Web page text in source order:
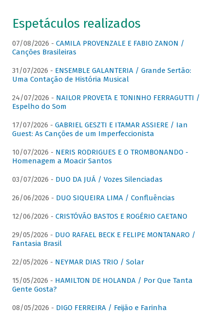
Espetáculos realizados
07/08/2026 - CAMILA PROVENZALE E FABIO ZANON /
Canções Brasileiras
31/07/2026 - ENSEMBLE GALANTERIA / Grande Sertão:
Uma Contação de História Musical
24/07/2026 - NAILOR PROVETA E TONINHO FERRAGUTTI /
Espelho do Som
17/07/2026 - GABRIEL GESZTI E ITAMAR ASSIERE / Ian
Guest: As Canções de um Imperfeccionista
10/07/2026 - NERIS RODRIGUES E O TROMBONANDO -
Homenagem a Moacir Santos
03/07/2026 - DUO DA JUÁ / Vozes Silenciadas
26/06/2026 - DUO SIQUEIRA LIMA / Confluências
12/06/2026 - CRISTÓVÃO BASTOS E ROGÉRIO CAETANO
29/05/2026 - DUO RAFAEL BECK E FELIPE MONTANARO /
Fantasia Brasil
22/05/2026 - NEYMAR DIAS TRIO / Solar
15/05/2026 - HAMILTON DE HOLANDA / Por Que Tanta
Gente Gosta?
08/05/2026 - DIGO FERREIRA / Feijão e Farinha